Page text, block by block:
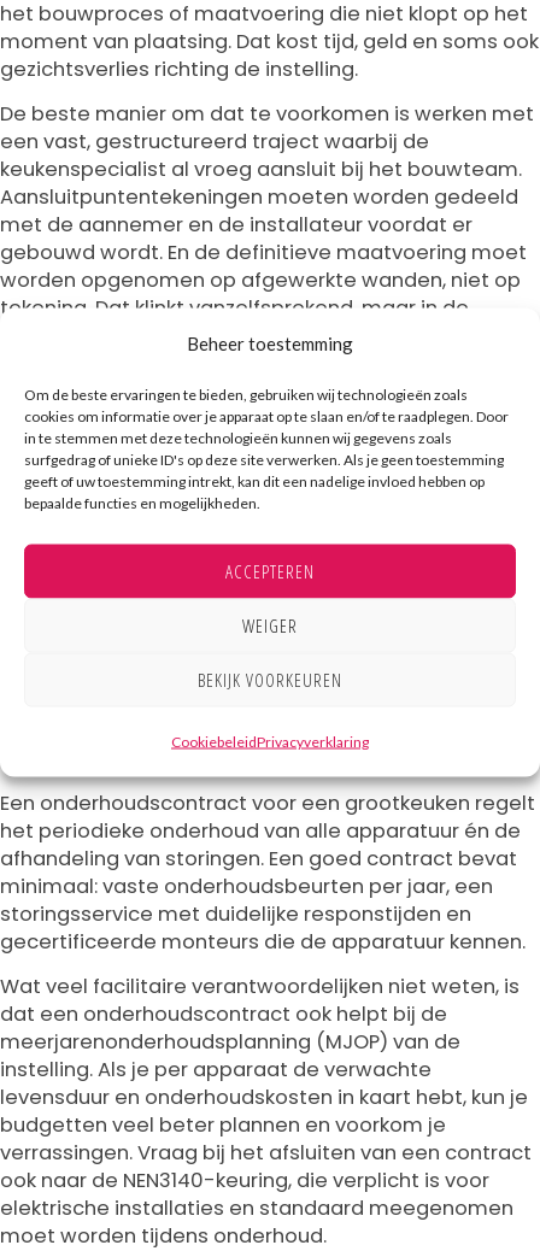
Beheer toestemming
Om de beste ervaringen te bieden, gebruiken wij technologieën zoals
cookies om informatie over je apparaat op te slaan en/of te raadplegen. Door
in te stemmen met deze technologieën kunnen wij gegevens zoals
surfgedrag of unieke ID's op deze site verwerken. Als je geen toestemming
geeft of uw toestemming intrekt, kan dit een nadelige invloed hebben op
bepaalde functies en mogelijkheden.
ACCEPTEREN
WEIGER
BEKIJK VOORKEUREN
CookiebeleidPrivacyverklaring
het bouwproces of maatvoering die niet klopt op het
moment van plaatsing. Dat kost tijd, geld en soms ook
gezichtsverlies richting de instelling.
De beste manier om dat te voorkomen is werken met
een vast, gestructureerd traject waarbij de
keukenspecialist al vroeg aansluit bij het bouwteam.
Aansluitpuntentekeningen moeten worden gedeeld
met de aannemer en de installateur voordat er
gebouwd wordt. En de definitieve maatvoering moet
worden opgenomen op afgewerkte wanden, niet op
tekening. Dat klinkt vanzelfsprekend, maar in de
praktijk gaat het hier regelmatig mis.
controlemomenten, zoals een locatiebezoek om
aansluitingen te controleren en het formeel
accorderen van productietekeningen, voorkomt dat
dit soort fouten pas aan het einde van het
bouwproces worden ontdekt. Meer over hoe zo’n
traject eruitziet, vind je op dewebsite van Kampri.
voor een grootkeuken in?
Een onderhoudscontract voor een grootkeuken regelt
het periodieke onderhoud van alle apparatuur én de
afhandeling van storingen. Een goed contract bevat
minimaal: vaste onderhoudsbeurten per jaar, een
storingsservice met duidelijke responstijden en
gecertificeerde monteurs die de apparatuur kennen.
Wat veel facilitaire verantwoordelijken niet weten, is
dat een onderhoudscontract ook helpt bij de
meerjarenonderhoudsplanning (MJOP) van de
instelling. Als je per apparaat de verwachte
levensduur en onderhoudskosten in kaart hebt, kun je
budgetten veel beter plannen en voorkom je
verrassingen. Vraag bij het afsluiten van een contract
ook naar de NEN3140-keuring, die verplicht is voor
elektrische installaties en standaard meegenomen
moet worden tijdens onderhoud.